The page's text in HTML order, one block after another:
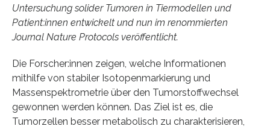
Untersuchung solider Tumoren in Tiermodellen und
Patient:innen entwickelt und nun im renommierten
Journal Nature Protocols veröffentlicht.
Die Forscher:innen zeigen, welche Informationen
mithilfe von stabiler Isotopenmarkierung und
Massenspektrometrie über den Tumorstoffwechsel
gewonnen werden können. Das Ziel ist es, die
Tumorzellen besser metabolisch zu charakterisieren,